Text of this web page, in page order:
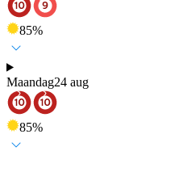
85%
Maandag24 aug
85%